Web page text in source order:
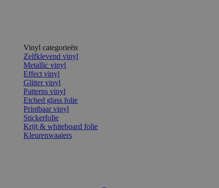
Vinyl categorieën
Zelfklevend vinyl
Metallic vinyl
Effect vinyl
Glitter vinyl
Patterns vinyl
Etched glass folie
Printbaar vinyl
Stickerfolie
Krijt & whiteboard folie
Kleurenwaaiers